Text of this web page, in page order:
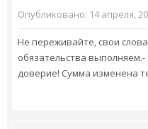
Опубликовано: 14 апреля,
Не переживайте, свои
обязательства
доверие! Сумма изменена